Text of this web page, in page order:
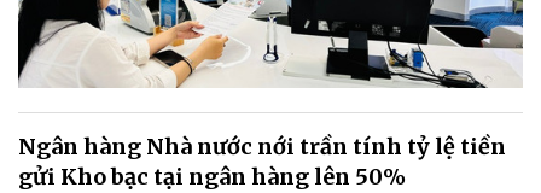
Ngân hàng Nhà nước nới trần tính tỷ lệ tiền
gửi Kho bạc tại ngân hàng lên 50%